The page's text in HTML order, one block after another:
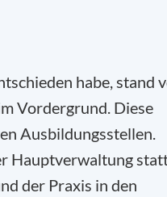
habe, stand
Vordergrund. Diese
Ausbildungsstellen.
Hauptverwaltung
der Praxis in den